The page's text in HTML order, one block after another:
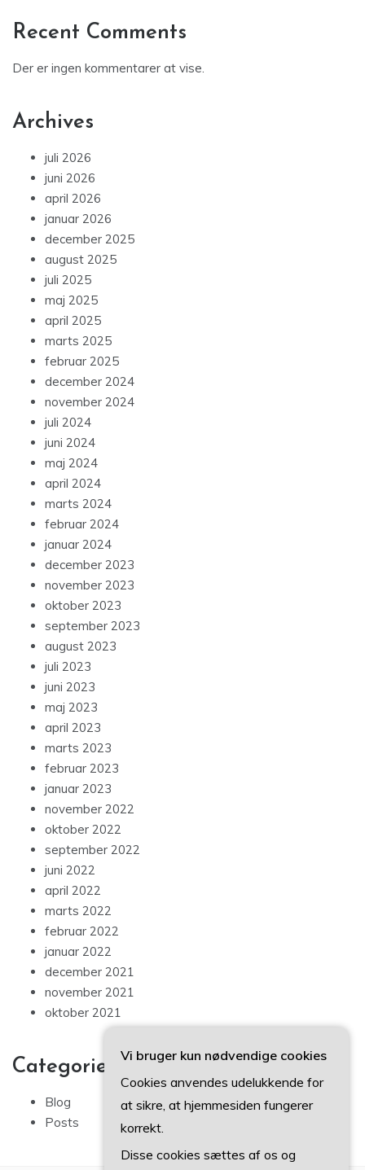
Recent Comments
Der er ingen kommentarer at vise.
Archives
juli 2026
juni 2026
april 2026
januar 2026
december 2025
august 2025
juli 2025
maj 2025
april 2025
marts 2025
februar 2025
december 2024
november 2024
juli 2024
juni 2024
maj 2024
april 2024
marts 2024
februar 2024
januar 2024
december 2023
november 2023
oktober 2023
september 2023
august 2023
juli 2023
juni 2023
maj 2023
april 2023
marts 2023
februar 2023
januar 2023
november 2022
oktober 2022
september 2022
juni 2022
april 2022
marts 2022
februar 2022
januar 2022
december 2021
november 2021
oktober 2021
Categories
Blog
Posts
Vi bruger kun nødvendige cookies
Cookies anvendes udelukkende for
at sikre, at hjemmesiden fungerer
korrekt.
Disse cookies sættes af os og